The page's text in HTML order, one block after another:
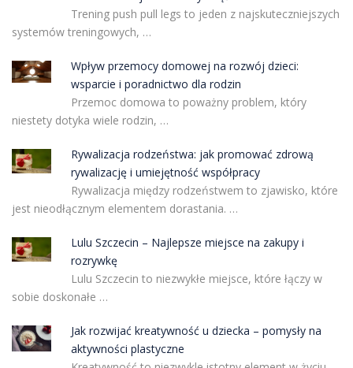
Trening push pull legs to jeden z najskuteczniejszych
systemów treningowych, …
Wpływ przemocy domowej na rozwój dzieci:
wsparcie i poradnictwo dla rodzin
Przemoc domowa to poważny problem, który
niestety dotyka wiele rodzin, …
Rywalizacja rodzeństwa: jak promować zdrową
rywalizację i umiejętność współpracy
Rywalizacja między rodzeństwem to zjawisko, które
jest nieodłącznym elementem dorastania. …
Lulu Szczecin – Najlepsze miejsce na zakupy i
rozrywkę
Lulu Szczecin to niezwykłe miejsce, które łączy w
sobie doskonałe …
Jak rozwijać kreatywność u dziecka – pomysły na
aktywności plastyczne